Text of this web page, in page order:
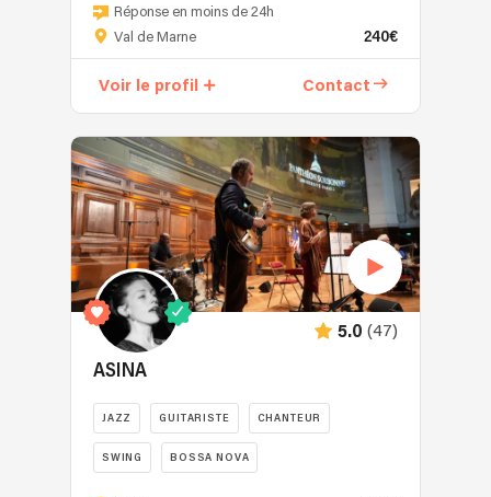
Réponse en moins de 24h
Val de Marne
240€
Voir le profil Contact
5.0 (47)
ASINA
JAZZ GUITARISTE CHANTEUR
SWING BOSSA NOVA